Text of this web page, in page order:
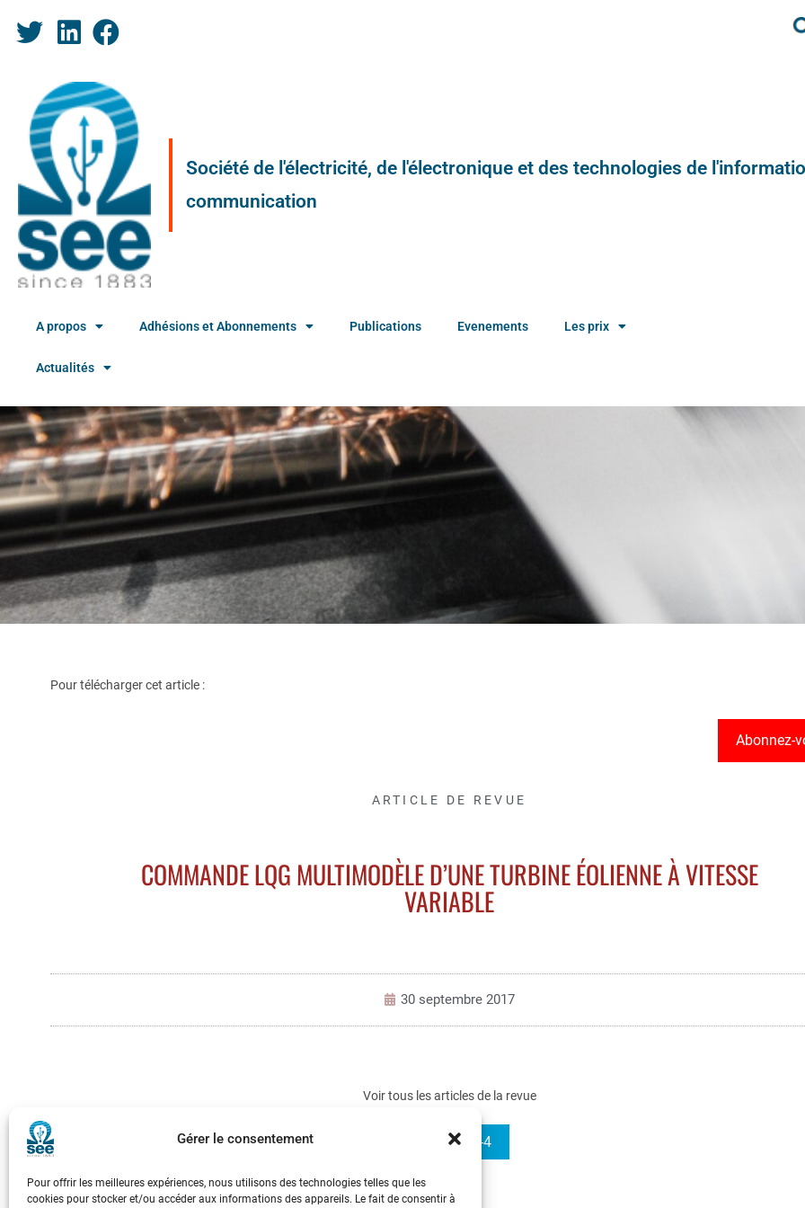
Gérer le consentement
Pour offrir les meilleures expériences, nous utilisons des technologies telles que les
cookies pour stocker et/ou accéder aux informations des appareils. Le fait de consentir à
Société de l'électricité, de l'électronique et des technologies de
communication
A propos Adhésions et Abonnements Publications Evenements Les prix
Actualités
Pour télécharger cet article :
Abonnez-
ARTICLE DE REVUE
COMMANDE LQG MULTIMODÈLE D’UNE TURBINE ÉOLIENNE À VITESSE
VARIABLE
30 septembre 2017
Voir tous les articles de la revue
e-STA 2005-4